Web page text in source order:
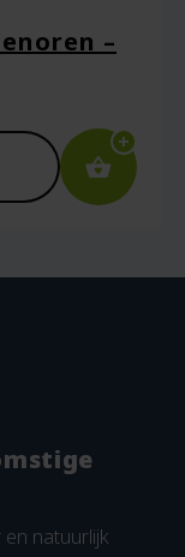
–
natuurlijk